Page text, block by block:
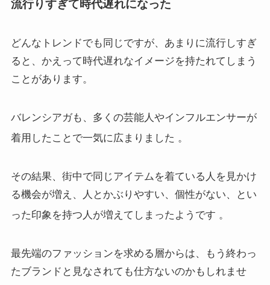
流行りすぎて時代遅れになった
どんなトレンドでも同じですが、あまりに流行しすぎ
ると、かえって時代遅れなイメージを持たれてしまう
ことがあります。
バレンシアガも、多くの芸能人やインフルエンサーが
着用したことで一気に広まりました 。
その結果、街中で同じアイテムを着ている人を見かけ
る機会が増え、人とかぶりやすい、個性がない、とい
った印象を持つ人が増えてしまったようです 。
最先端のファッションを求める層からは、もう終わっ
たブランドと見なされても仕方ないのかもしれませ